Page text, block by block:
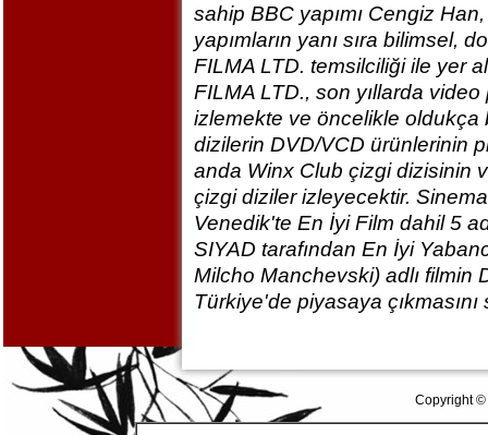
sahip BBC yapımı Cengiz
yapımların yanı sıra bilimsel,
FILMA LTD. temsilciliği ile yer
FILMA LTD., son yıllarda
izlemekte ve öncelikle
dizilerin DVD/VCD ürünlerinin
anda Winx Club çizgi dizisinin
çizgi diziler izleyecektir. Sinema
Venedik'te En İyi Film dahil 5
SIYAD tarafından En İyi
Milcho Manchevski) adlı filmin
Türkiye'de piyasaya çıkmasını
Copyright ©